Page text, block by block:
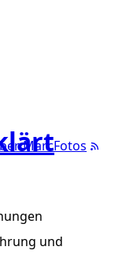
MarcFotos